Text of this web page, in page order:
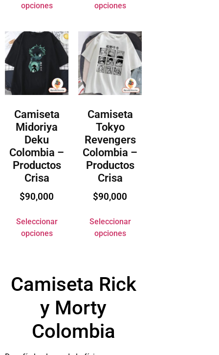
opciones
opciones
Camiseta
Midoriya
Deku
Colombia –
Productos
Crisa
$90,000
Seleccionar
opciones
Camiseta
Tokyo
Revengers
Colombia –
Productos
Crisa
$90,000
Seleccionar
opciones
Camiseta Rick
y Morty
Colombia